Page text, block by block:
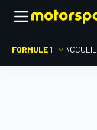
FORMULE 1 ACCUEIL